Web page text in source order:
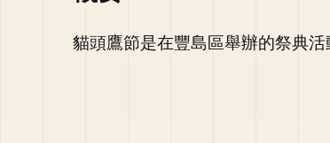
貓頭鷹節是在豐島區舉辦的祭典